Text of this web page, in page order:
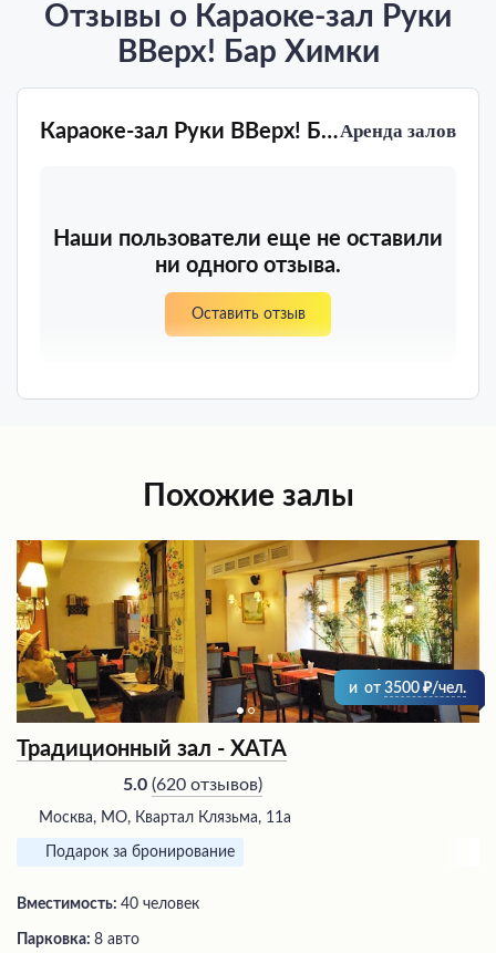
Отзывы о Караоке-зал Руки
ВВерх! Бар Химки
Караоке-зал Руки ВВерх! Бар ХимкиАренда залов
Наши пользователи еще не оставили
ни одного отзыва.
Оставить отзыв
Похожие залы
и от 3500 /чел.
Традиционный зал - ХАТА
5.0 (620 отзывов)
Москва, МО, Квартал Клязьма, 11а
Подарок за бронирование
Вместимость: 40 человек
Парковка: 8 авто